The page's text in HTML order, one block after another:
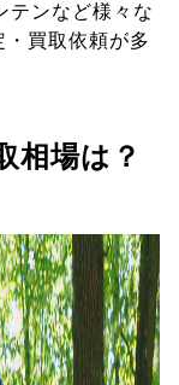
テンなど様々な
買取依頼が多
相場は？